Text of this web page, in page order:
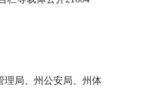
理局、州公安局、州体